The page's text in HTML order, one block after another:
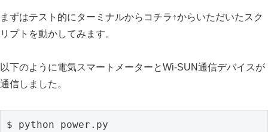
まずはテスト的にターミナルからコチラ↑からいただいたスク
リプトを動かしてみます。
以下のように電気スマートメーターとWi-SUN通信デバイスが
通信しました。
$ python power.py